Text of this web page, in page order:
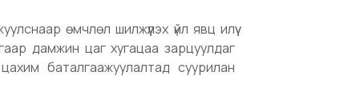
өмчлөл шилжүүлэх үйл явц илүү
дамжин цаг хугацаа зарцуулдаг
баталгаажуулалтад суурилан